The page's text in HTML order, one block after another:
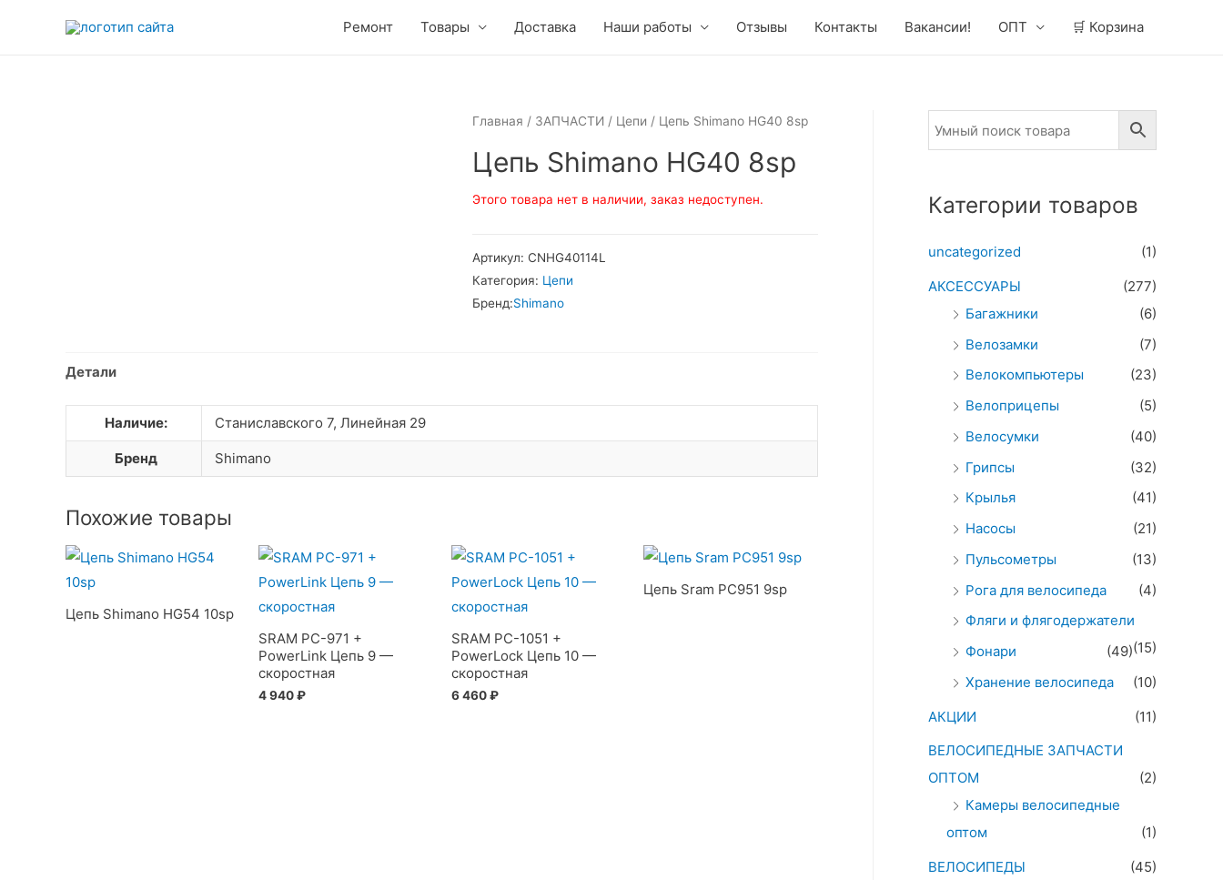
Ремонт Товары Доставка Наши работы Отзывы Контакты Вакансии! ОПТ 🛒 Корзина
Главная / ЗАПЧАСТИ / Цепи / Цепь Shimano HG40 8sp
Цепь Shimano HG40 8sp
Этого товара нет в наличии, заказ недоступен.
Артикул: CNHG40114L
Категория: Цепи
Бренд:Shimano
Детали
Наличие: Станиславского 7, Линейная 29
Бренд Shimano
Похожие товары
Цепь Shimano HG54 10sp
SRAM PC-971 +
PowerLink Цепь 9 —
скоростная
4 940₽
SRAM PC-1051 +
PowerLock Цепь 10 —
скоростная
6 460₽
Цепь Sram PC951 9sp
Категории товаров
uncategorized
(1)
АКСЕССУАРЫ
(277)
Багажники
(6)
Велозамки
(7)
Велокомпьютеры
(23)
Велоприцепы
(5)
Велосумки
(40)
Грипсы
(32)
Крылья
(41)
Насосы
(21)
Пульсометры
(13)
Рога для велосипеда
(4)
Фляги и флягодержатели
(15)
Фонари
(49)
Хранение велосипеда
(10)
АКЦИИ
(11)
ВЕЛОСИПЕДНЫЕ ЗАПЧАСТИ
ОПТОМ
(2)
Камеры велосипедные
оптом
(1)
ВЕЛОСИПЕДЫ
(45)